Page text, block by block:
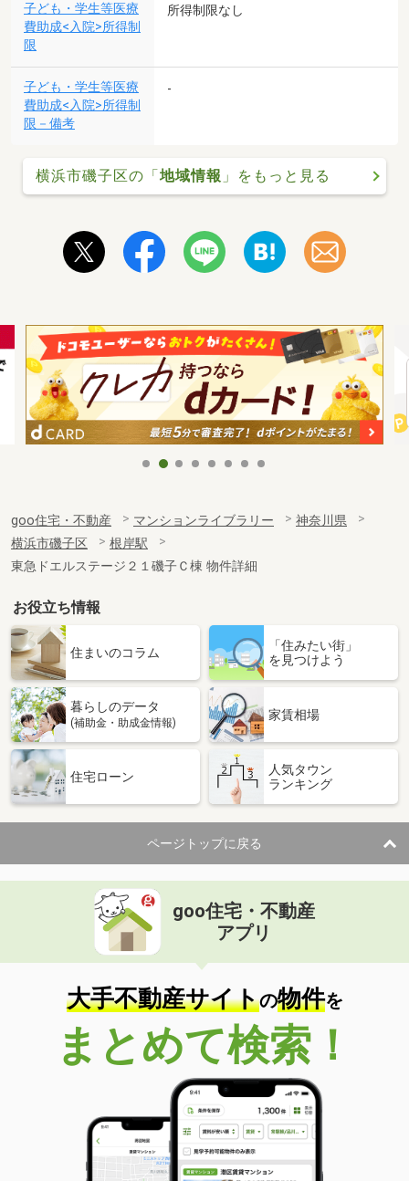
子ども・学生等医療
費助成<入院>所得制
限
所得制限なし
子ども・学生等医療
費助成<入院>所得制
限－備考
-
横浜市磯子区の「地域情報 」をもっと見る
goo住宅・不動産 マンションライブラリー
神奈川県
横浜市磯子区
根岸駅
東急ドエルステージ２１磯子Ｃ棟 物件詳細
お役立ち情報
住まいのコラム
「住みたい街」
を見つけよう
暮らしのデータ
(補助金・助成金情報)
家賃相場
住宅ローン
人気タウン
ランキング
ページトップに戻る
goo住宅・不動産
アプリ
大手不動産サイトの物件を
まとめて検索！